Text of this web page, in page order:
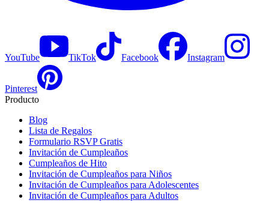
YouTube TikTok Facebook Instagram
Pinterest
Producto
Blog
Lista de Regalos
Formulario RSVP Gratis
Invitación de Cumpleaños
Cumpleaños de Hito
Invitación de Cumpleaños para Niños
Invitación de Cumpleaños para Adolescentes
Invitación de Cumpleaños para Adultos